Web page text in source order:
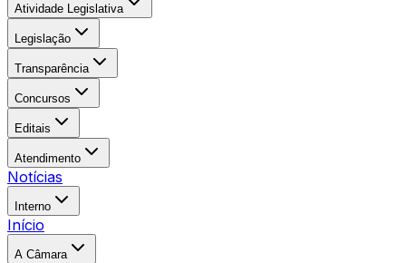
Atividade Legislativa
Legislação
Transparência
Concursos
Editais
Atendimento
Notícias
Interno
Início
A Câmara